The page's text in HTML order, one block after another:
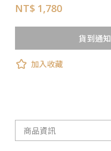
NT$ 1,780
貨到通知
加入收藏